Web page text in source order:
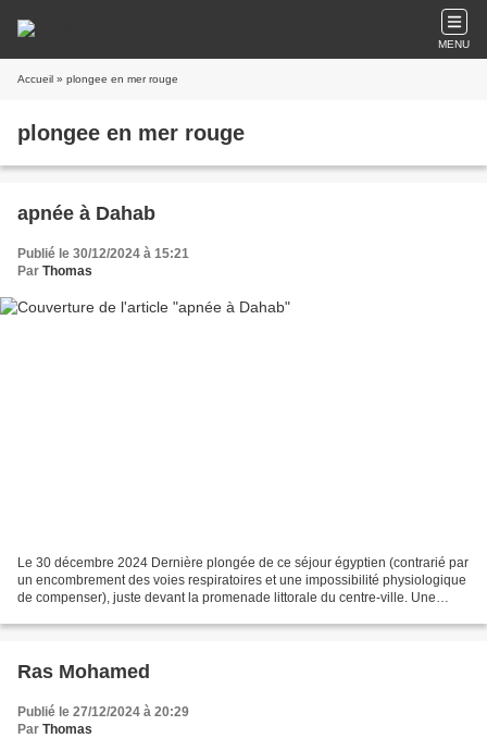
MENU
Accueil » plongee en mer rouge
plongee en mer rouge
apnée à Dahab
Publié le 30/12/2024 à 15:21
Par Thomas
Le 30 décembre 2024 Dernière plongée de ce séjour égyptien (contrarié par
un encombrement des voies respiratoires et une impossibilité physiologique
de compenser), juste devant la promenade littorale du centre-ville. Une
Ras Mohamed
Publié le 27/12/2024 à 20:29
Par Thomas